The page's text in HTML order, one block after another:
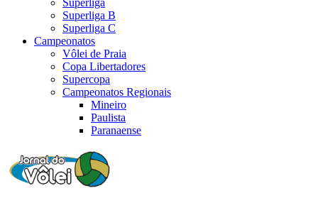
Superliga
Superliga B
Superliga C
Campeonatos
Vôlei de Praia
Copa Libertadores
Supercopa
Campeonatos Regionais
Mineiro
Paulista
Paranaense